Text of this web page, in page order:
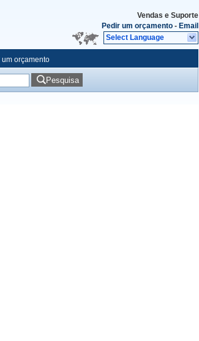
Vendas e Suporte
Pedir um orçamento - Email
Select Language
um orçamento
Pesquisa